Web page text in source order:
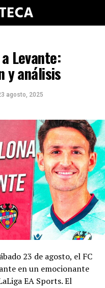
Levante:
y análisis
agosto, 2025
23 de agosto, el FC
en un emocionante
EA Sports. El